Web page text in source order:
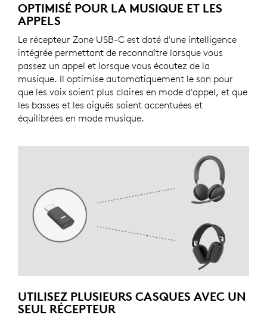
OPTIMISÉ POUR LA MUSIQUE ET LES
APPELS
Le récepteur Zone USB-C est doté d'une intelligence
intégrée permettant de reconnaître lorsque vous
passez un appel et lorsque vous écoutez de la
musique. Il optimise automatiquement le son pour
que les voix soient plus claires en mode d'appel, et que
les basses et les aiguës soient accentuées et
équilibrées en mode musique.
UTILISEZ PLUSIEURS CASQUES AVEC UN
SEUL RÉCEPTEUR